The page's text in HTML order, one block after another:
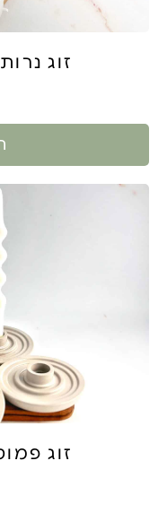
זוג
זוג